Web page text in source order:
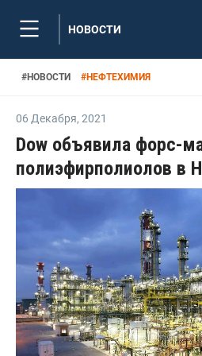
НОВОСТИ
#НОВОСТИ #НЕФТЕХИМИЯ
06 Декабря, 2021
Dow объявила форс-
полиэфирполиолов в